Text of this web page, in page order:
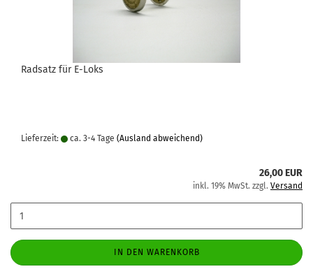
Radsatz für E-Loks
Lieferzeit: ca. 3-4 Tage (Ausland abweichend)
26,00 EUR
inkl. 19% MwSt. zzgl. Versand
IN DEN WARENKORB